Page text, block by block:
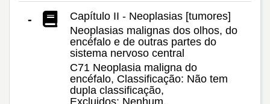
-
Capítulo II - Neoplasias [tumores]
Neoplasias malignas dos olhos, do
encéfalo e de outras partes do
sistema nervoso central
C71 Neoplasia maligna do
encéfalo, Classificação: Não tem
dupla classificação,
Excluidos: Nenhum,